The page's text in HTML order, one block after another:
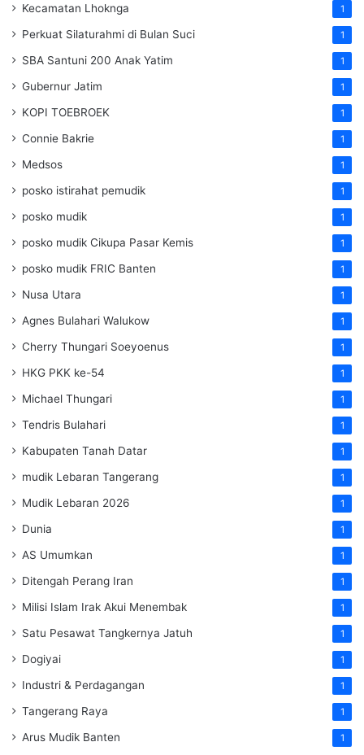
Kecamatan Lhoknga 1
Perkuat Silaturahmi di Bulan Suci 1
SBA Santuni 200 Anak Yatim 1
Gubernur Jatim 1
KOPI TOEBROEK 1
Connie Bakrie 1
Medsos 1
posko istirahat pemudik 1
posko mudik 1
posko mudik Cikupa Pasar Kemis 1
posko mudik FRIC Banten 1
Nusa Utara 1
Agnes Bulahari Walukow 1
Cherry Thungari Soeyoenus 1
HKG PKK ke-54 1
Michael Thungari 1
Tendris Bulahari 1
Kabupaten Tanah Datar 1
mudik Lebaran Tangerang 1
Mudik Lebaran 2026 1
Dunia 1
AS Umumkan 1
Ditengah Perang Iran 1
Milisi Islam Irak Akui Menembak 1
Satu Pesawat Tangkernya Jatuh 1
Dogiyai 1
Industri & Perdagangan 1
Tangerang Raya 1
Arus Mudik Banten 1